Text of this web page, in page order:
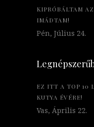
KIPRÓBÁLTAM
IMÁDTAM!
Pén, Július 24.
EZ ITT A TOP 10
KUTYA ÉVÉRE!
Vas, Április 22.